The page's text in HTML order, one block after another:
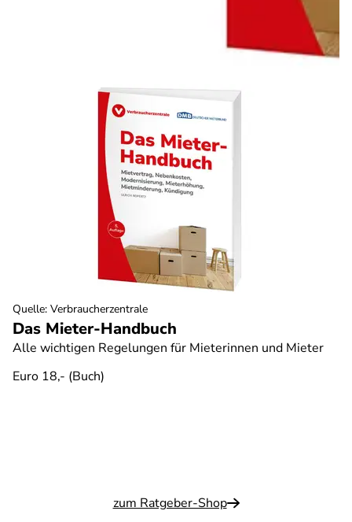
Das Mieter-Handbuch
Alle wichtigen Regelungen für Mieterinnen und Mieter
Euro 18,- (Buch)
zum Ratgeber-Shop
Quelle: Verbraucherzentrale